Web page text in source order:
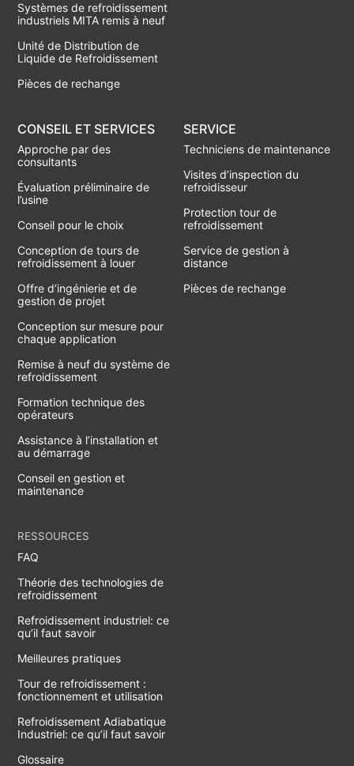
Systèmes de refroidissement
industriels MITA remis à neuf
Unité de Distribution de
Liquide de Refroidissement
Pièces de rechange
CONSEIL ET SERVICES
Approche par des
consultants
Évaluation préliminaire de
l’usine
Conseil pour le choix
Conception de tours de
refroidissement à louer
Offre d’ingénierie et de
gestion de projet
Conception sur mesure pour
chaque application
Remise à neuf du système de
refroidissement
Formation technique des
opérateurs
Assistance à l’installation et
au démarrage
Conseil en gestion et
maintenance
SERVICE
Techniciens de maintenance
Visites d’inspection du
refroidisseur
Protection tour de
refroidissement
Service de gestion à
distance
Pièces de rechange
RESSOURCES
FAQ
Théorie des technologies de
refroidissement
Refroidissement industriel: ce
qu’il faut savoir
Meilleures pratiques
Tour de refroidissement :
fonctionnement et utilisation
Refroidissement Adiabatique
Industriel: ce qu’il faut savoir
Glossaire